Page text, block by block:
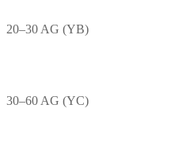
20–30 AG (YB)
30–60 AG (YC)